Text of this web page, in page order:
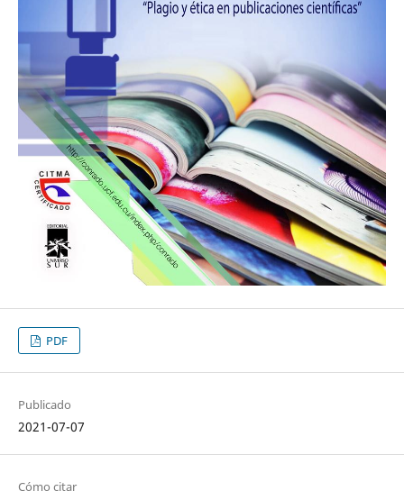
PDF
Publicado
2021-07-07
Cómo citar